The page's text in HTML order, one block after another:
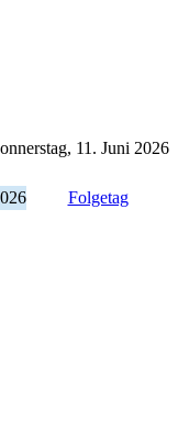
11. Juni 2026
Folgetag